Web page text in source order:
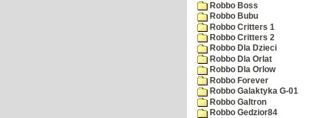
Robbo Boss
Robbo Bubu
Robbo Critters 1
Robbo Critters 2
Robbo Dla Dzieci
Robbo Dla Orlat
Robbo Dla Orlow
Robbo Forever
Robbo Galaktyka G-01
Robbo Galtron
Robbo Gedzior84